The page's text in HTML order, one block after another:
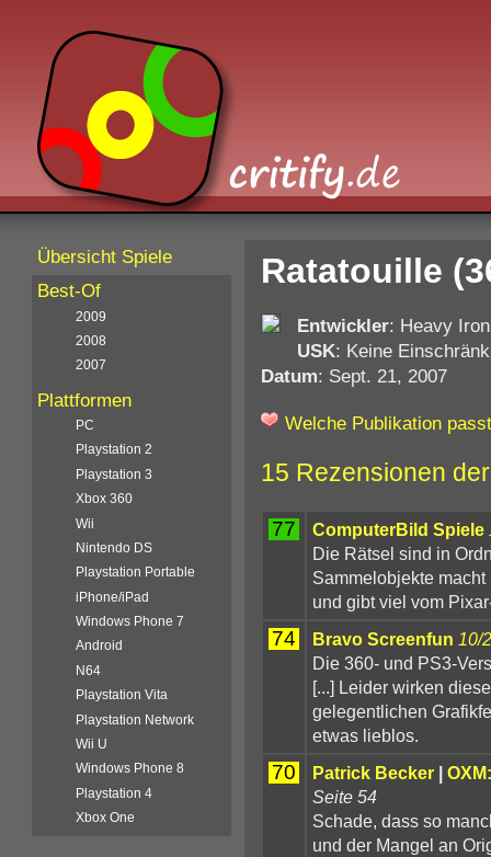
Ratatouille
Entwickler: Heavy
USK: Keine
Datum: Sept. 21, 2007
Welche Publikation
15 Rezensionen
77 ComputerBild Spiele
Die Rätsel sind in
Sammelobjekte
und gibt viel vom
74 Bravo Screenfun 10/
Die 360- und PS3-
[...] Leider wirken
gelegentlichen
etwas lieblos.
70 Patrick Becker|
Seite 54
Schade, dass so
und der Mangel an
Übersicht Spiele
Best-Of
2009
2008
2007
Plattformen
PC
Playstation 2
Playstation 3
Xbox 360
Wii
Nintendo DS
Playstation Portable
iPhone/iPad
Windows Phone 7
Android
N64
Playstation Vita
Playstation Network
Wii U
Windows Phone 8
Playstation 4
Xbox One